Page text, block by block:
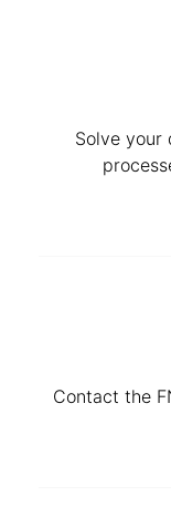
Solve
Contact the